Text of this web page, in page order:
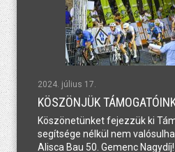
2024. július 17.
KÖSZÖNJÜK
Köszönetünket fejezzük ki
segítsége nélkül nem
Alisca Bau 50. Gemenc